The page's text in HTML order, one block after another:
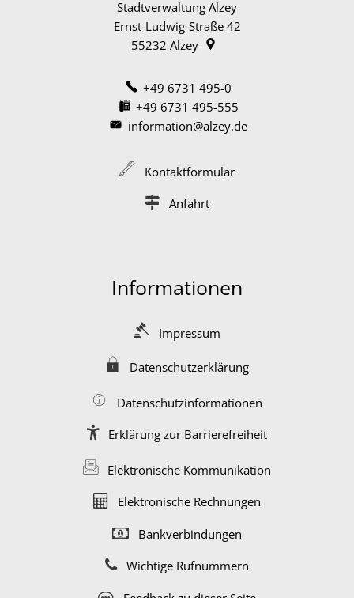
Stadtverwaltung Alzey
Ernst-Ludwig-Straße 42
55232 Alzey
+49 6731 495-0
+49 6731 495-555
information@alzey.de
Kontaktformular
Anfahrt
Informationen
Impressum
Datenschutzerklärung
Datenschutzinformationen
Erklärung zur Barrierefreiheit
Elektronische Kommunikation
Elektronische Rechnungen
Bankverbindungen
Wichtige Rufnummern